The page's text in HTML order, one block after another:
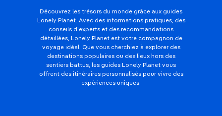
Découvrez les trésors du monde grâce aux guides
Lonely Planet. Avec des informations pratiques, des
conseils d'experts et des recommandations
détaillées, Lonely Planet est votre compagnon de
voyage idéal. Que vous cherchiez à explorer des
destinations populaires ou des lieux hors des
sentiers battus, les guides Lonely Planet vous
offrent des itinéraires personnalisés pour vivre des
expériences uniques.